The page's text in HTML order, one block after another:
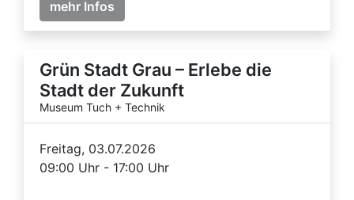
mehr Infos
Grün Stadt Grau – Erlebe die
Stadt der Zukunft
Museum Tuch + Technik
Freitag, 03.07.2026
09:00 Uhr - 17:00 Uhr